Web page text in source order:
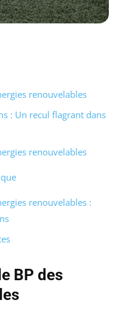
renouvelables
: Un recul flagrant dans
renouvelables
renouvelables :
BP des